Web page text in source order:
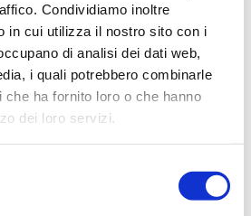
Condividiamo inoltre
in cui utilizza il nostro sito con i
di analisi dei dati web,
i quali potrebbero combinarle
ha fornito loro o che hanno
dei loro servizi.